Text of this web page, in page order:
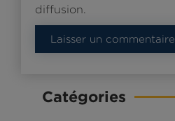
diffusion.
Laisser un commentaire
Catégories